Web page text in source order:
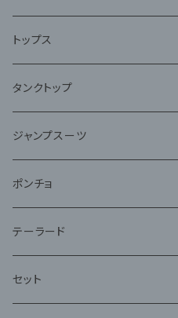
トップス
タンクトップ
ジャンプスーツ
ポンチョ
テーラード
セット